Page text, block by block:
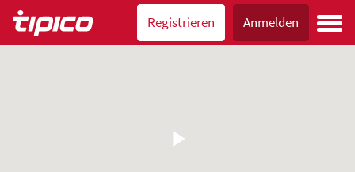
Registrieren Anmelden